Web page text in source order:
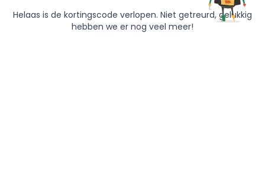
Helaas is de kortingscode verlopen. Niet getreurd, gelukkig
hebben we er nog veel meer!